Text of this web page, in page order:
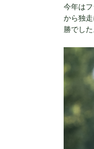
今年は
から独
勝でした